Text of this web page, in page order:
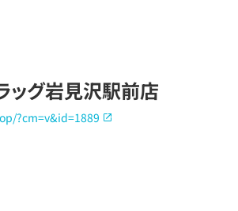
ッグ岩見沢駅前店
?cm=v&id=1889